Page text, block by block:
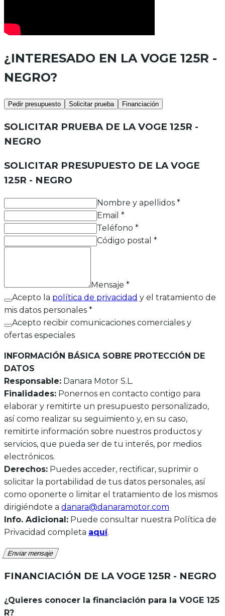
¿INTERESADO EN LA VOGE 125R -
NEGRO?
Pedir presupuesto Solicitar prueba Financiación
SOLICITAR PRUEBA DE LAVOGE 125R -
NEGRO
SOLICITAR PRESUPUESTO DE LAVOGE
125R - NEGRO
Nombre y apellidos *
Email *
Teléfono *
Código postal *
Mensaje *
Acepto la política de privacidad y el tratamiento de
mis datos personales *
Acepto recibir comunicaciones comerciales y
ofertas especiales
INFORMACIÓN BÁSICA SOBRE PROTECCIÓN DE
DATOS
Responsable: Danara Motor S.L.
Finalidades: Ponernos en contacto contigo para
elaborar y remitirte un presupuesto personalizado,
así como realizar su seguimiento y, en su caso,
remitirte información sobre nuestros productos y
servicios, que pueda ser de tu interés, por medios
electrónicos.
Derechos: Puedes acceder, rectificar, suprimir o
solicitar la portabilidad de tus datos personales, así
como oponerte o limitar el tratamiento de los mismos
dirigiéndote a danara@danaramotor.com
Info. Adicional: Puede consultar nuestra Política de
Privacidad completa aquí.
Enviar mensaje
FINANCIACIÓN DE LAVOGE 125R - NEGRO
¿Quieres conocer la financiación para la VOGE 125
R?